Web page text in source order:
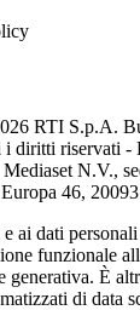
RTI S.p.A.
diritti riservati -
N.V.,
46,
ai dati
funzionale
È
di data